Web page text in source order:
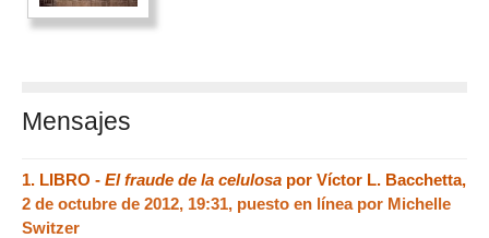
Mensajes
1. LIBRO - El fraude de la celulosa por Víctor L. Bacchetta,
2 de octubre de 2012, 19:31, puesto en línea por Michelle
Switzer